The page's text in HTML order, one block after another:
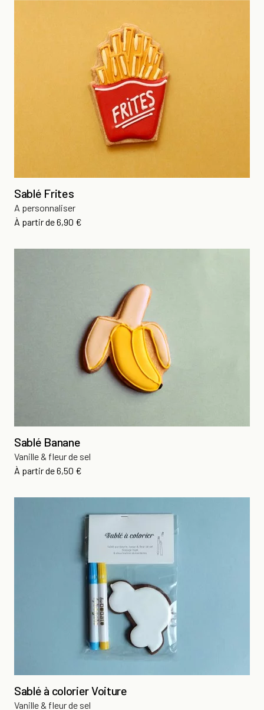
Sablé Frites
A personnaliser
À partir dePrix
6,90 €
Sablé Banane
Vanille & fleur de sel
À partir dePrix
6,50 €
Sablé à colorier Voiture
Vanille & fleur de sel